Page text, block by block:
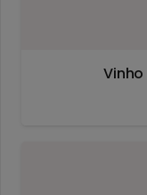
Vinho